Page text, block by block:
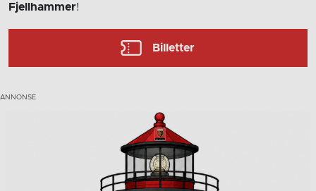
Fjellhammer!
Billetter